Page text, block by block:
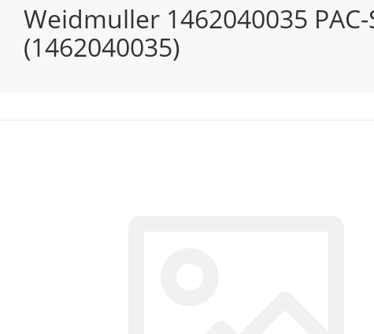
Weidmuller 1462040035
(1462040035)